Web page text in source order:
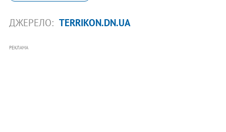
ДЖЕРЕЛО: TERRIKON.DN.UA
РЕКЛАМА